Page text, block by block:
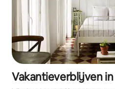
Vakantieverblijven in